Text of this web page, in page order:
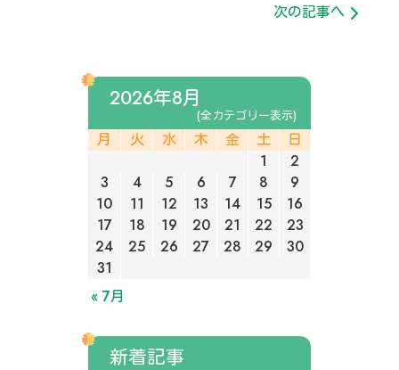
次の記事へ
2026年8月
(全カテゴリー表示)
月 火 水 木 金 土 日
« 7月
1
2
3
4 5 6 7 8
9
10
11 12 13 14 15
16
17
18 19 20 21 22
23
24
25 26 27 28 29
30
31
新着記事